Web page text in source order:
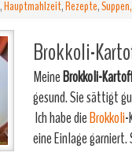
,Hauptmahlzeit,Rezepte,
Brokkoli-
MeineBrokkoli-
gesund. Sie sättigt
Ich habe dieBrokkoli-
eine Einlage